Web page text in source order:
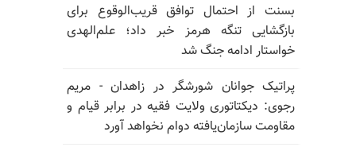
بسنت از احتمال توافق قریب‌الوقوع برای
بازگشایی تنگه هرمز خبر داد؛ علم‌الهدی
خواستار ادامه جنگ شد
پراتیک جوانان شورشگر در زاهدان - مریم
رجوی: دیکتاتوری ولایت فقیه در برابر قیام و
مقاومت سازمان‌یافته دوام نخواهد آورد